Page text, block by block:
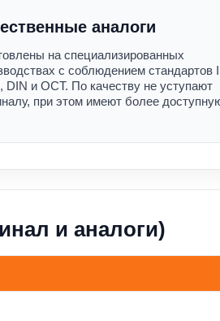
аналоги
на специализированных
с соблюдением стандартов
DIN и ОСТ. По качеству не уступают
при этом имеют более
и аналоги)